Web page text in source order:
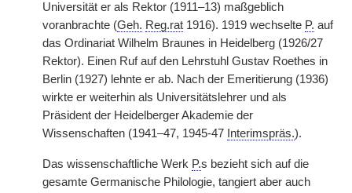
Universität er als Rektor (1911–13) maßgeblich
voranbrachte (Geh. Reg.rat 1916). 1919 wechselte P. auf
das Ordinariat Wilhelm Braunes in Heidelberg (1926/27
Rektor). Einen Ruf auf den Lehrstuhl Gustav Roethes in
Berlin (1927) lehnte er ab. Nach der Emeritierung (1936)
wirkte er weiterhin als Universitätslehrer und als
Präsident der Heidelberger Akademie der
Wissenschaften (1941–47, 1945-47 Interimspräs.).
Das wissenschaftliche Werk P.s bezieht sich auf die
gesamte Germanische Philologie, tangiert aber auch